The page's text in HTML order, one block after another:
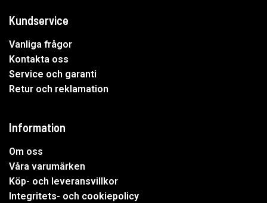
Kundservice
Vanliga frågor
Kontakta oss
Service och garanti
Retur och reklamation
Information
Om oss
Våra varumärken
Köp- och leveransvillkor
Integritets- och cookiepolicy